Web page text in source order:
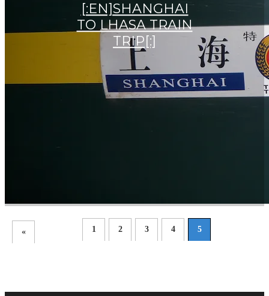
[:EN]SHANGHAI
TO LHASA TRAIN
TRIP[:]
« 1 2 3 4 5